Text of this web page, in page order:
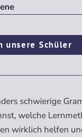
unsere Schüler
schwierige
welche
wirklich helfen